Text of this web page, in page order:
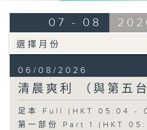
07 - 08
06/08/2026
清晨爽利 （與第五
足本 Full (HKT 05:04 -
第一部份 Part 1 (HKT